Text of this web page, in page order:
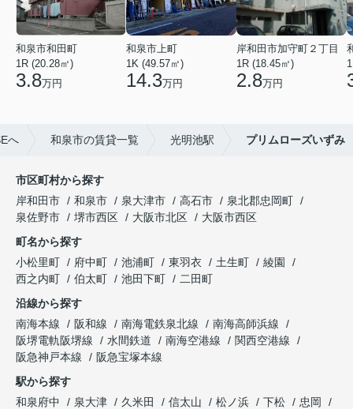
和泉市和田町
1R (20.28㎡)
3.8万円
和泉市上町
1K (49.57㎡)
14.3万円
岸和田市加守町２丁目
1R (18.45㎡)
2.8万円
へ 和泉市の賃貸一覧 光明池駅 プリムローズいずみ
市区町村から探す
岸和田市
和泉市 泉大津市 高石市
泉北郡忠岡町
泉佐野市
堺市西区 大阪市北区
大阪市西区
町名から探す
小松里町
府中町 池浦町 東羽衣 土生町
綾園
西之内町
伯太町 池田下町
二田町
沿線から探す
南海本線
阪和線 南海電鉄泉北線
南海高師浜線
阪堺電軌阪堺線
水間鉄道 南海空港線
関西空港線
阪急神戸本線
阪急宝塚本線
駅から探す
和泉府中
泉大津 久米田 信太山 松ノ浜 下松
忠岡